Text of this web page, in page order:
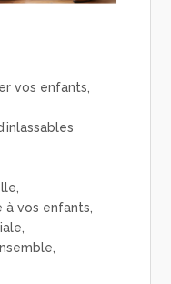
vos enfants,
à vos enfants,